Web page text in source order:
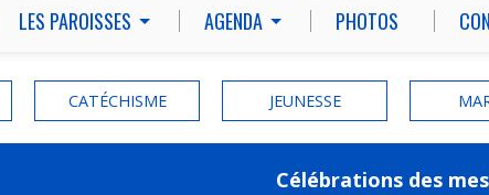
LES PAROISSES AGENDA PHOTOS
CATÉCHISME JEUNESSE
Célébrations des